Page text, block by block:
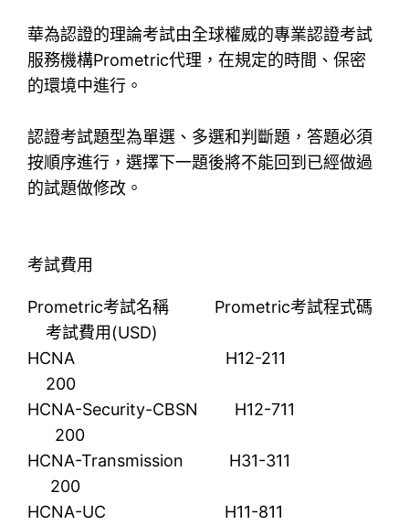
華為認證的理論考試由全球權威的專業認證考試
服務機構Prometric代理，在規定的時間、保密
的環境中進行。
認證考試題型為單選、多選和判斷題，答題必須
按順序進行，選擇下一題後將不能回到已經做過
的試題做修改。
考試費用
Prometric考試名稱 Prometric考試程式碼
考試費用(USD)
HCNA H12-211
200
HCNA-Security-CBSN H12-711
200
HCNA-Transmission H31-311
200
HCNA-UC H11-811